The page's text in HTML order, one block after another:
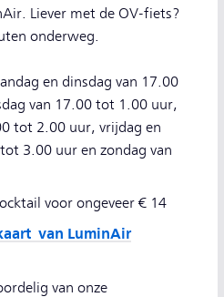
Liever met de OV-fiets?
onderweg.
en dinsdag van 17.00
van 17.00 tot 1.00 uur,
tot 2.00 uur, vrijdag en
3.00 uur en zondag van
voor ongeveer € 14
van LuminAir
van onze